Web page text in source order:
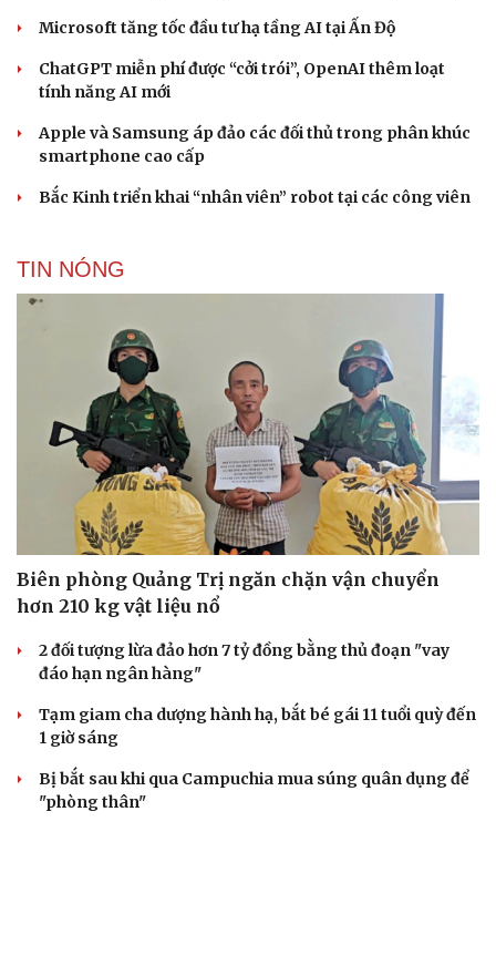
Microsoft tăng tốc đầu tư hạ tầng AI tại Ấn Độ
ChatGPT miễn phí được “cởi trói”, OpenAI thêm loạt
tính năng AI mới
Apple và Samsung áp đảo các đối thủ trong phân khúc
smartphone cao cấp
Bắc Kinh triển khai “nhân viên” robot tại các công viên
TIN NÓNG
Biên phòng Quảng Trị ngăn chặn vận chuyển
hơn 210 kg vật liệu nổ
2 đối tượng lừa đảo hơn 7 tỷ đồng bằng thủ đoạn "vay
đáo hạn ngân hàng"
Tạm giam cha dượng hành hạ, bắt bé gái 11 tuổi quỳ đến
1 giờ sáng
Bị bắt sau khi qua Campuchia mua súng quân dụng để
"phòng thân"